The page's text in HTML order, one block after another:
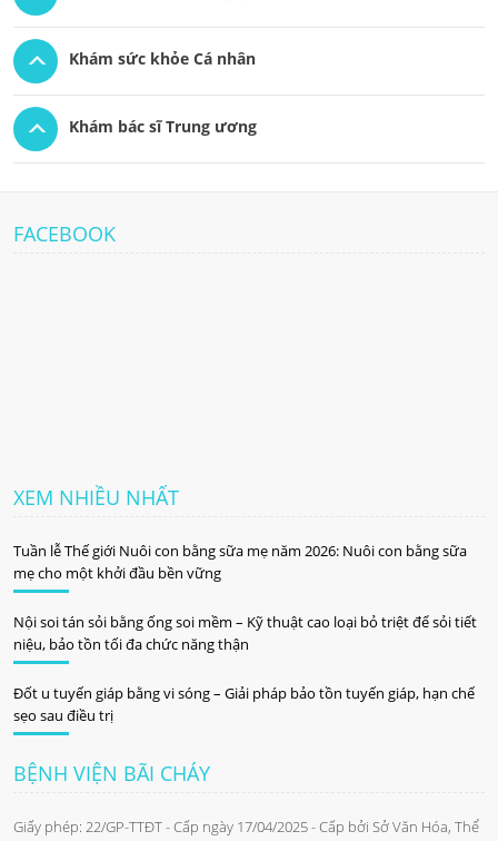
Khám sức khỏe Cá nhân
Khám bác sĩ Trung ương
FACEBOOK
XEM NHIỀU NHẤT
Tuần lễ Thế giới Nuôi con bằng sữa mẹ năm 2026: Nuôi con bằng sữa
mẹ cho một khởi đầu bền vững
Nội soi tán sỏi bằng ống soi mềm – Kỹ thuật cao loại bỏ triệt để sỏi tiết
niệu, bảo tồn tối đa chức năng thận
Đốt u tuyến giáp bằng vi sóng – Giải pháp bảo tồn tuyến giáp, hạn chế
sẹo sau điều trị
BỆNH VIỆN BÃI CHÁY
Giấy phép: 22/GP-TTĐT - Cấp ngày 17/04/2025 - Cấp bởi Sở Văn Hóa, Thể